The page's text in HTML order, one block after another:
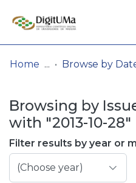
& Collections
Browse repository
Entities
Log
In(current)
Home Browse by
Browsing by
with "2013-10-28"
Filter results by year or